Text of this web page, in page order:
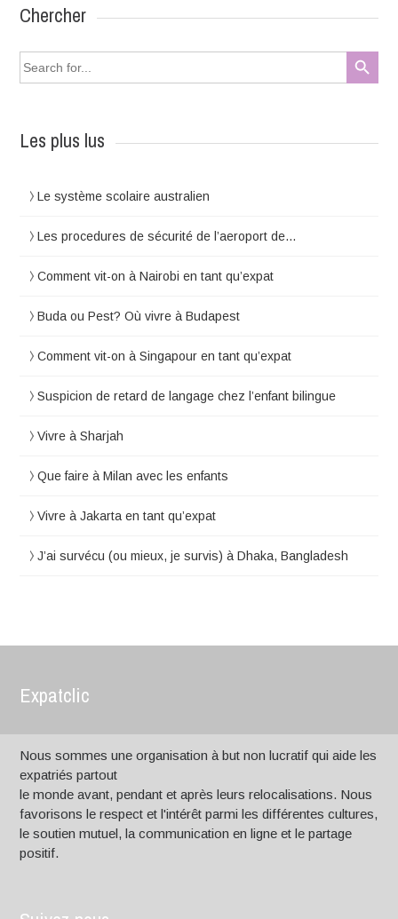
Chercher
Search
for:
Search Button
Les plus lus
Le système scolaire australien
Les procedures de sécurité de l’aeroport de…
Comment vit-on à Nairobi en tant qu’expat
Buda ou Pest? Où vivre à Budapest
Comment vit-on à Singapour en tant qu’expat
Suspicion de retard de langage chez l’enfant bilingue
Vivre à Sharjah
Que faire à Milan avec les enfants
Vivre à Jakarta en tant qu’expat
J’ai survécu (ou mieux, je survis) à Dhaka, Bangladesh
Expatclic
Nous sommes une organisation à but non lucratif qui aide les
expatriés partout
le monde avant, pendant et après leurs relocalisations. Nous
favorisons le respect et l'intérêt parmi les différentes cultures,
le soutien mutuel, la communication en ligne et le partage
positif.